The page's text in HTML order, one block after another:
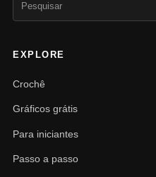
EXPLORE
Crochê
Gráficos grátis
Para iniciantes
Passo a passo